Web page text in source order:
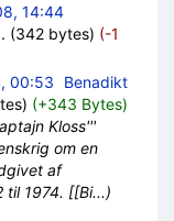
14:44
(342 bytes) (-1
00:53
Benadikt
(+343 Bytes)
Kloss'''
om en
af
til 1974. [[Bi...)